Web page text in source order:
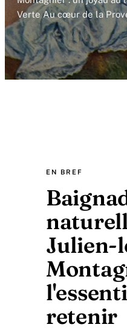
Verte Au cœur de la
EN BREF
Julien-
retenir